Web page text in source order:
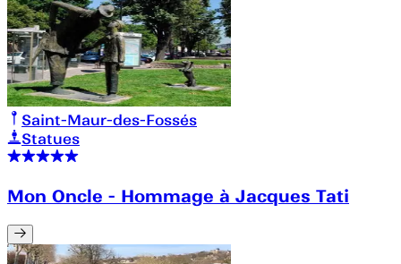
Saint-Maur-des-Fossés
Statues
Mon Oncle - Hommage à Jacques Tati